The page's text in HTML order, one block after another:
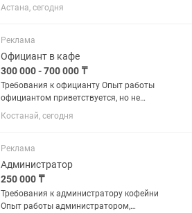
Видеонаблюдение за торговым залом,
кассовой зоной, складскими и
соблюдения сотрудниками внутренних
регламентов...
Астана, сегодня
Реклама
Официант в кафе
300 000 - 700 000 ₸
Требования к официанту Опыт работы
официантом приветствуется, но не
является обязательным — готовы
коммуникабельность и
гостеприимство. ...
Костанай, сегодня
Реклама
Администратор
250 000 ₸
Требования к администратору кофейни
Опыт работы администратором,